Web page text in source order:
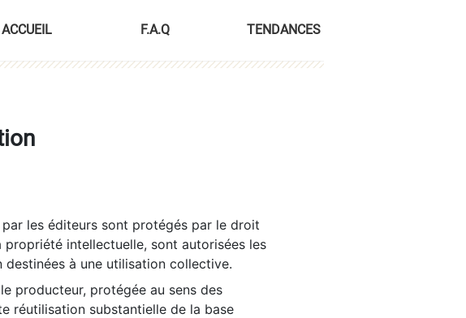
ACCUEIL F.A.Q TENDANCES
les éditeurs sont protégés par le droit
intellectuelle, sont autorisées les
à une utilisation collective.
producteur, protégée au sens des
réutilisation substantielle de la base